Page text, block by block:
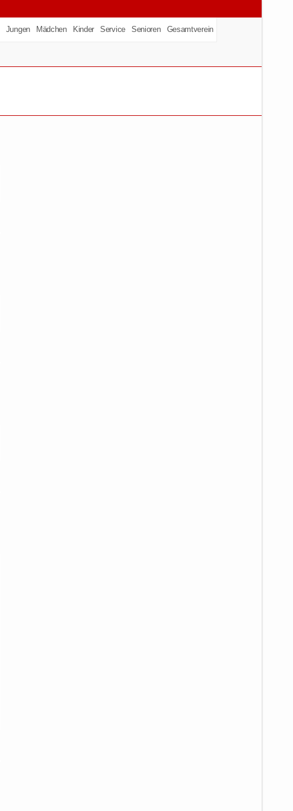
Jungen Mädchen Kinder Service Senioren Gesamtverein